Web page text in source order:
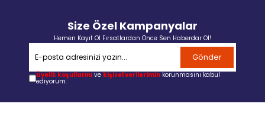
Size Özel Kampanyalar
Hemen Kayıt Ol Fırsatlardan Önce Sen Haberdar Ol!
Gönder
Üyelik koşullarını ve kişisel verilerimin korunmasını kabul
ediyorum.